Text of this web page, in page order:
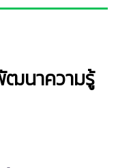
ฒนาความรู้